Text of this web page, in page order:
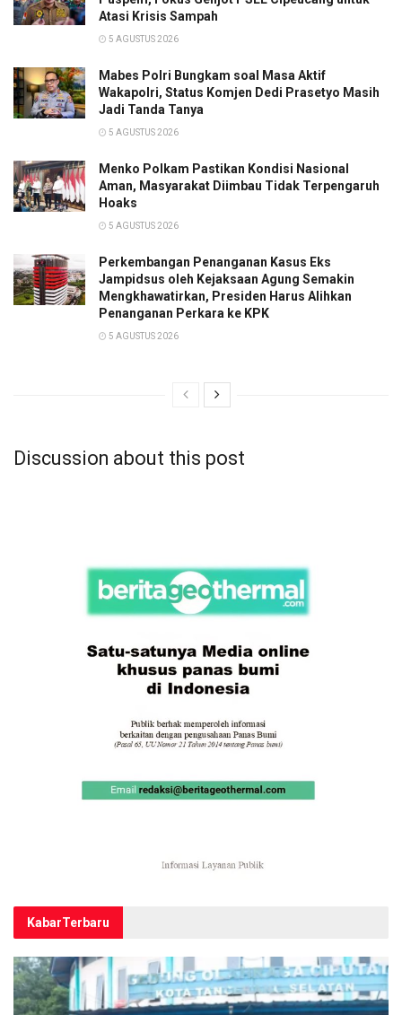
Atasi Krisis Sampah
5 AGUSTUS 2026
Mabes Polri Bungkam soal Masa Aktif
Wakapolri, Status Komjen Dedi Prasetyo Masih
Jadi Tanda Tanya
5 AGUSTUS 2026
Menko Polkam Pastikan Kondisi Nasional
Aman, Masyarakat Diimbau Tidak Terpengaruh
Hoaks
5 AGUSTUS 2026
Perkembangan Penanganan Kasus Eks
Jampidsus oleh Kejaksaan Agung Semakin
Mengkhawatirkan, Presiden Harus Alihkan
Penanganan Perkara ke KPK
5 AGUSTUS 2026
Discussion about this post
KabarTerbaru